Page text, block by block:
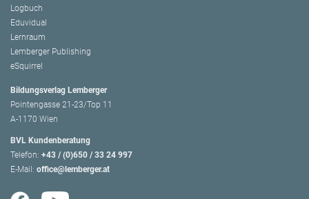
Logbuch
Eduvidual
Lernraum
Lemberger Publishing
eSquirrel
Bildungsverlag Lemberger
Pointengasse 21-23/Top 11
A-1170 Wien
BVL Kundenberatung
Telefon: +43 / (0)650 / 33 24 997
E-Mail: office@lemberger.at